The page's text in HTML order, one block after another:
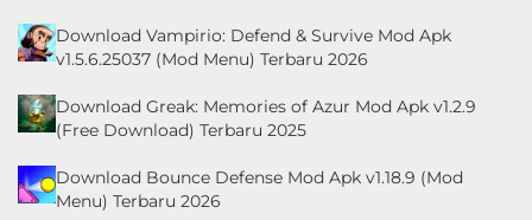
Download Vampirio: Defend & Survive Mod Apk
v1.5.6.25037 (Mod Menu) Terbaru 2026
Download Greak: Memories of Azur Mod Apk v1.2.9
(Free Download) Terbaru 2025
Download Bounce Defense Mod Apk v1.18.9 (Mod
Menu) Terbaru 2026